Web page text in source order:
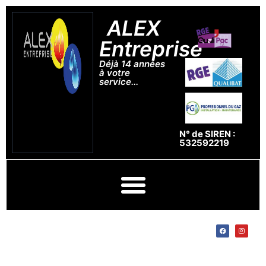
ALEX
Entreprise
Déjà 14 années
à votre
service...
N° de SIREN :
532592219